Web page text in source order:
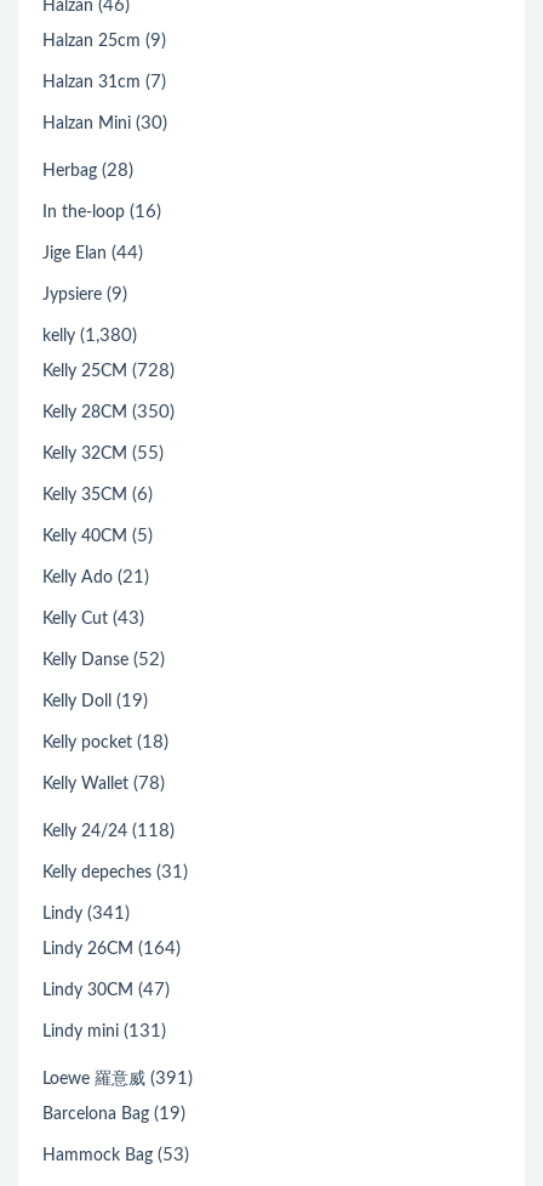
Halzan (46)
Halzan 25cm (9)
Halzan 31cm (7)
Halzan Mini (30)
Herbag (28)
In the-loop (16)
Jige Elan (44)
Jypsiere (9)
kelly (1,380)
Kelly 25CM (728)
Kelly 28CM (350)
Kelly 32CM (55)
Kelly 35CM (6)
Kelly 40CM (5)
Kelly Ado (21)
Kelly Cut (43)
Kelly Danse (52)
Kelly Doll (19)
Kelly pocket (18)
Kelly Wallet (78)
Kelly 24/24 (118)
Kelly depeches (31)
Lindy (341)
Lindy 26CM (164)
Lindy 30CM (47)
Lindy mini (131)
Loewe 羅意威 (391)
Barcelona Bag (19)
Hammock Bag (53)